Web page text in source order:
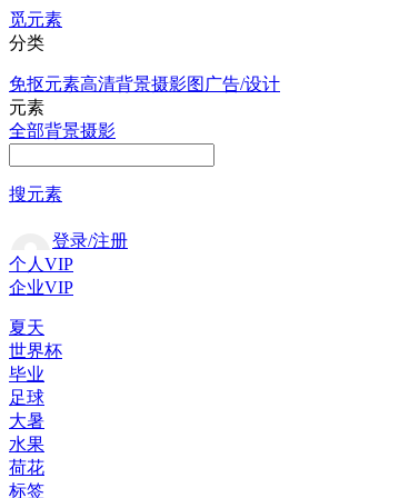
觅元素
分类
免抠元素高清背景摄影图 广告/设计
元素
全部背景摄影
搜元素
登录/注册
个人VIP
企业VIP
夏天
世界杯
毕业
足球
大暑
水果
荷花
标签